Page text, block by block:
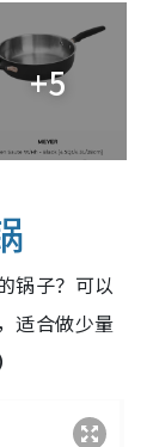
+5
锅子？可以
适合做少量